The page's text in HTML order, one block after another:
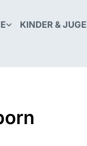
KINDER &